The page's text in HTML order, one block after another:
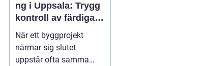
ng i Uppsala: Trygg
kontroll av färdiga
byggprojekt
När ett byggprojekt
närmar sig slutet
uppstår ofta samma